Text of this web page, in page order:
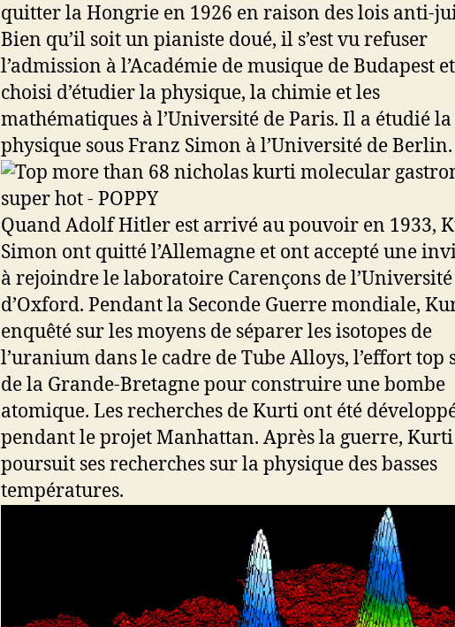
quitter la Hongrie en 1926 en raison des lois anti-
Bien qu’il soit un pianiste doué, il s’est vu refuser
l’admission à l’Académie de musique de Budapest
choisi d’étudier la physique, la chimie et les
mathématiques à l’Université de Paris. Il a étudié la
physique sous Franz Simon à l’Université de Berlin.
Quand Adolf Hitler est arrivé au pouvoir en 1933,
Simon ont quitté l’Allemagne et ont accepté une
à rejoindre le laboratoire Carençons de l’Université
d’Oxford. Pendant la Seconde Guerre mondiale,
enquêté sur les moyens de séparer les isotopes de
l’uranium dans le cadre de Tube Alloys, l’effort top
de la Grande-Bretagne pour construire une bombe
atomique. Les recherches de Kurti ont été
pendant le projet Manhattan. Après la guerre, Kurti
poursuit ses recherches sur la physique des basses
températures.